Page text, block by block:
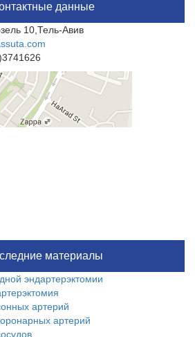
данные
10,Тель-Авив
материалы
эндартерэктомии
артерий
артерий